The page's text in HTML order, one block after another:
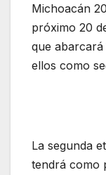
Michoacán
próximo 20
que abarcará
ellos como
La segunda
tendrá como